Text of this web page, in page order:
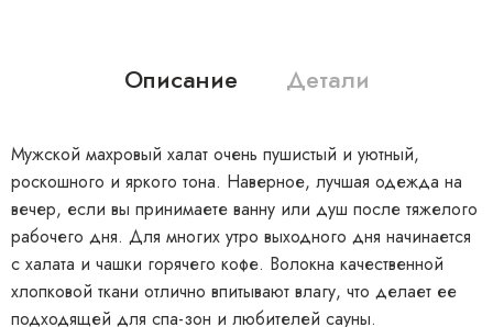
Описание Детали
Мужской махровый халат очень пушистый и уютный,
роскошного и яркого тона. Наверное, лучшая одежда на
вечер, если вы принимаете ванну или душ после тяжелого
рабочего дня. Для многих утро выходного дня начинается
с халата и чашки горячего кофе. Волокна качественной
хлопковой ткани отлично впитывают влагу, что делает ее
подходящей для спа-зон и любителей сауны.